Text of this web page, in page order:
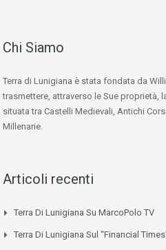
Chi Siamo
Terra di Lunigiana è stata fondata da
trasmettere, attraverso le Sue proprietà,
situata tra Castelli Medievali, Antichi
Millenarie.
Articoli recenti
Terra Di Lunigiana Su MarcoPolo TV
Terra Di Lunigiana Sul “Financial